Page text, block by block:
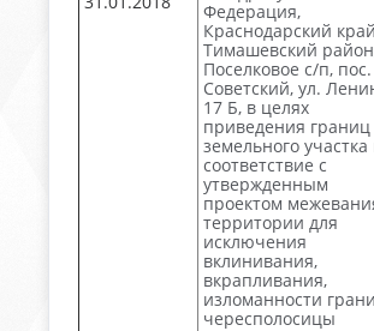
Федерация,
Краснодарский
Тимашевский
Поселковое с/п, пос.
Советский, ул.
17 Б, в целях
приведения границ
земельного участка
соответствие с
утвержденным
проектом
территории для
исключения
вклинивания,
вкрапливания,
изломанности
чересполосицы